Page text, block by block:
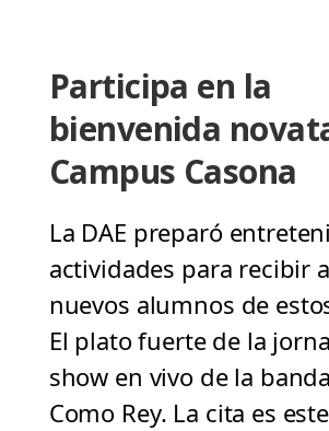
Participa en la
bienvenida
Campus Casona
La DAE preparó
actividades para recibir
nuevos alumnos de
El plato fuerte de la
show en vivo de la
Como Rey. La cita es